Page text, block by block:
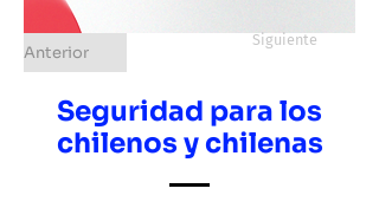
Anterior
Siguiente
Seguridad para los
chilenos y chilenas